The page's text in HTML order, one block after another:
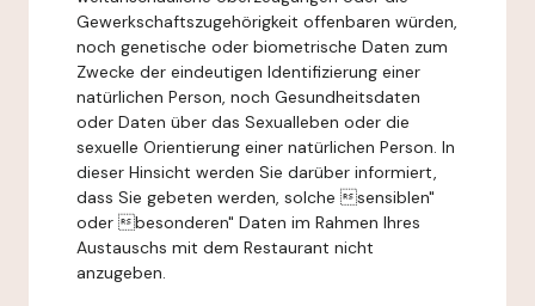
Gewerkschaftszugehörigkeit offenbaren würden,
noch genetische oder biometrische Daten zum
Zwecke der eindeutigen Identifizierung einer
natürlichen Person, noch Gesundheitsdaten
oder Daten über das Sexualleben oder die
sexuelle Orientierung einer natürlichen Person. In
dieser Hinsicht werden Sie darüber informiert,
dass Sie gebeten werden, solche sensiblen"
oder besonderen" Daten im Rahmen Ihres
Austauschs mit dem Restaurant nicht
anzugeben.